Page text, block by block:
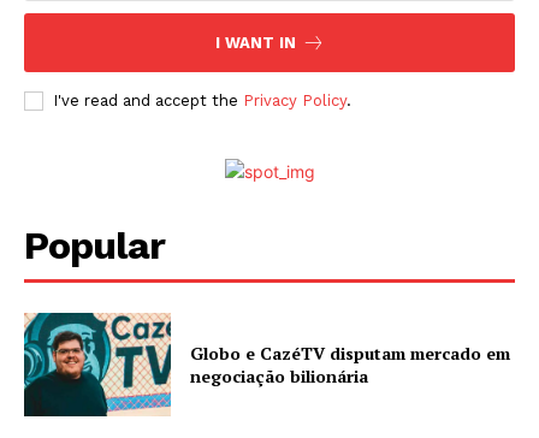
I WANT IN
I've read and accept the Privacy Policy.
Popular
Globo e CazéTV disputam mercado em
negociação bilionária